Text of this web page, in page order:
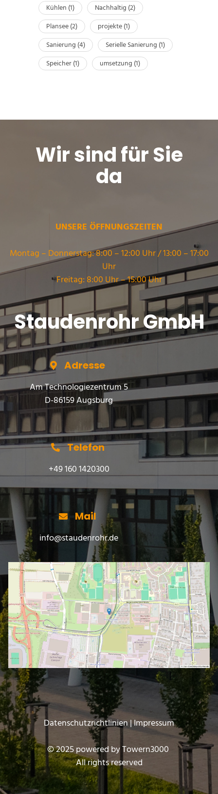
Kühlen (1) Nachhaltig (2)
Plansee(2) projekte(1)
Sanierung (4) Serielle Sanierung (1)
Speicher(1) umsetzung (1)
Wir sind für Sie
da
UNSERE ÖFFNUNGSZEITEN
Montag – Donnerstag: 8:00 – 12:00 Uhr / 13:00 – 17:00
Uhr
Freitag: 8:00 Uhr – 15:00 Uhr
Staudenrohr GmbH
Adresse
Am Technologiezentrum 5
D-86159 Augsburg
Telefon
+49 160 1420300
Mail
info@staudenrohr.de
Datenschutzrichtlinien|Impressum
© 2025 powered byTowern3000
All rights reserved